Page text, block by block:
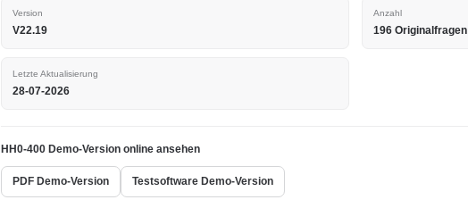
Version
V22.19
Anzahl
196 Originalfragen
Letzte Aktualisierung
28-07-2026
HH0-400 Demo-Version online ansehen
PDF Demo-Version Testsoftware Demo-Version